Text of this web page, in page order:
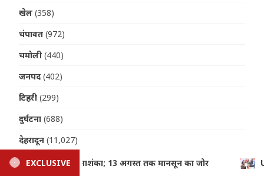
खेल (358)
चंपावत (972)
चमोली (440)
जनपद (402)
टिहरी (299)
दुर्घटना (688)
देहरादून (11,027)
नैनीताल(6,434)
EXCLUSIVEUttarakhand: तीलू रौतेली और आंगनबाड़ी पुरस्कार से